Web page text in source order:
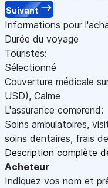
Suivant
Informations pour
Durée du voyage
Touristes:
Sélectionné
Couverture médicale
USD), Calme
L'assurance comprend:
Soins ambulatoires,
soins dentaires, frais
Description complète
Acheteur
Indiquez vos nom et